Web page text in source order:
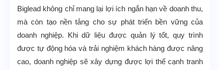
Biglead không chỉ mang lại lợi ích ngắn hạn về doanh thu,
mà còn tạo nền tảng cho sự phát triển bền vững của
doanh nghiệp. Khi dữ liệu được quản lý tốt, quy trình
được tự động hóa và trải nghiệm khách hàng được nâng
cao, doanh nghiệp sẽ xây dựng được lợi thế cạnh tranh